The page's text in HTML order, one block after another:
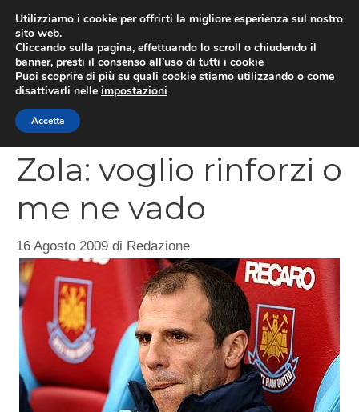
contenuto
Zola: voglio rinforzi o
me ne vado
16 Agosto 2009 di Redazione
Utilizziamo i cookie per offrirti la migliore esperienza sul nostro
sito web.
Cliccando sulla pagina, effettuando lo scroll o chiudendo il
banner, presti il consenso all’uso di tutti i cookie
Puoi scoprire di più su quali cookie stiamo utilizzando o come
disattivarli nelle impostazioni
Accetta